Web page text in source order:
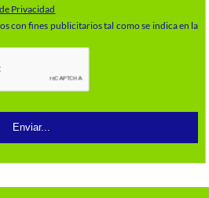
Privacidad
con fines publicitarios tal como se indica en la